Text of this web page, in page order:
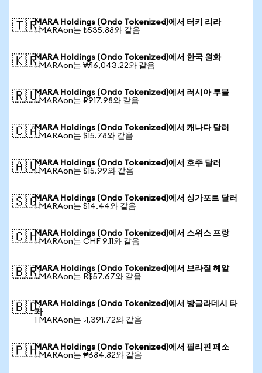
🇹🇷MARA Holdings (Ondo Tokenized)에서 터키 리라
1 MARAon는 ₺535.88와 같음
🇰🇷MARA Holdings (Ondo Tokenized)에서 한국 원화
1 MARAon는 ₩16,043.22와 같음
🇷🇺MARA Holdings (Ondo Tokenized)에서 러시아 루블
1 MARAon는 ₽917.98와 같음
🇨🇦MARA Holdings (Ondo Tokenized)에서 캐나다 달러
1 MARAon는 $15.78와 같음
🇦🇺MARA Holdings (Ondo Tokenized)에서 호주 달러
1 MARAon는 $15.99와 같음
🇸🇬MARA Holdings (Ondo Tokenized)에서 싱가포르 달러
1 MARAon는 $14.44와 같음
🇨🇭MARA Holdings (Ondo Tokenized)에서 스위스 프랑
1 MARAon는 CHF 9.11와 같음
🇧🇷MARA Holdings (Ondo Tokenized)에서 브라질 헤알
1 MARAon는 R$57.67와 같음
🇧🇩MARA Holdings (Ondo Tokenized)에서 방글라데시 타
카
1 MARAon는 ৳1,391.72와 같음
🇵🇭MARA Holdings (Ondo Tokenized)에서 필리핀 페소
1 MARAon는 ₱684.82와 같음